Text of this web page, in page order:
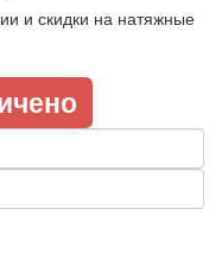
и скидки на натяжные